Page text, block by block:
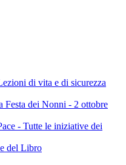
di vita e di sicurezza
Festa dei Nonni - 2 ottobre
- Tutte le iniziative dei
del Libro